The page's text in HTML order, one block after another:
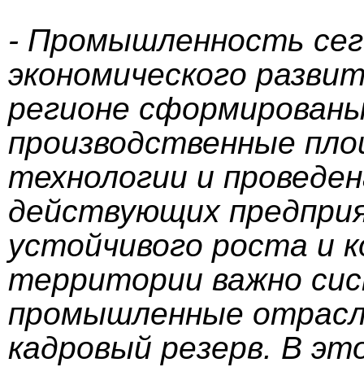
- Промышленность
экономического
регионе
производственные
технологии и
действующих
устойчивого роста и
территории важно
промышленные
кадровый резерв. В